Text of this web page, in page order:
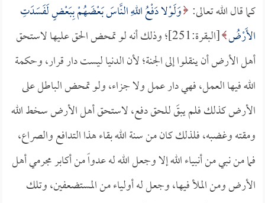
كما قال الله تعالى: وَلَوْلا دَفْعُ اللهِ النَّاسَ بَعْضَهُمْ بِبَعْضٍ لَفَسَدَتِ
الأَرْضُ
[البقرة:251]؛ وذلك أنه لو تمحض الحق عليها لاستحق
أهل الأرض أن ينقلوا إلى الجنة؛ لأن الدنيا ليست دار قرار، وحكمة
الله فيها العمل، فهي دار عمل ولا جزاء، ولو تمحض الباطل على
الأرض كذلك فلم يبقَ للحق دفع، لاستحق أهل الأرض سخط الله
ومقته وغضبه، فلذلك كان من سنة الله بقاء هذا التدافع والصراع،
فما من نبي من أنبياء الله إلا وجعل الله له عدواً من أكابر مجرمي أهل
الأرض ومن الملأ فيها، وجعل له أولياء من المستضعفين، وتلك